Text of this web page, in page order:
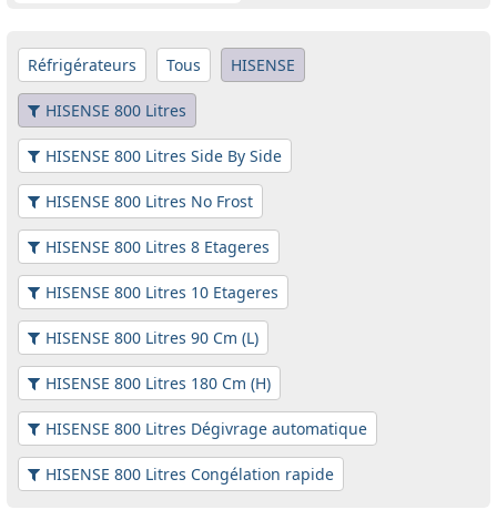
Réfrigérateurs Tous HISENSE
HISENSE 800 Litres
HISENSE 800 Litres Side By Side
HISENSE 800 Litres No Frost
HISENSE 800 Litres 8 Etageres
HISENSE 800 Litres 10 Etageres
HISENSE 800 Litres 90 Cm (L)
HISENSE 800 Litres 180 Cm (H)
HISENSE 800 Litres Dégivrage automatique
HISENSE 800 Litres Congélation rapide